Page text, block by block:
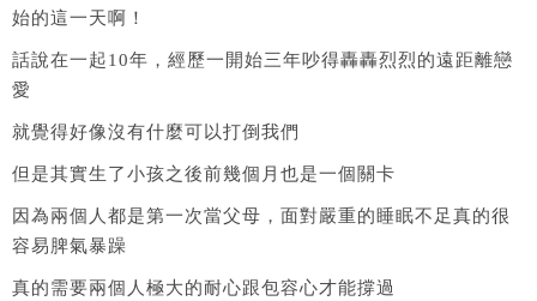
始的這一天啊！
話說在一起10年，經歷一開始三年吵得轟轟烈烈的遠距離戀
愛
就覺得好像沒有什麼可以打倒我們
但是其實生了小孩之後前幾個月也是一個關卡
因為兩個人都是第一次當父母，面對嚴重的睡眠不足真的很
容易脾氣暴躁
真的需要兩個人極大的耐心跟包容心才能撐過